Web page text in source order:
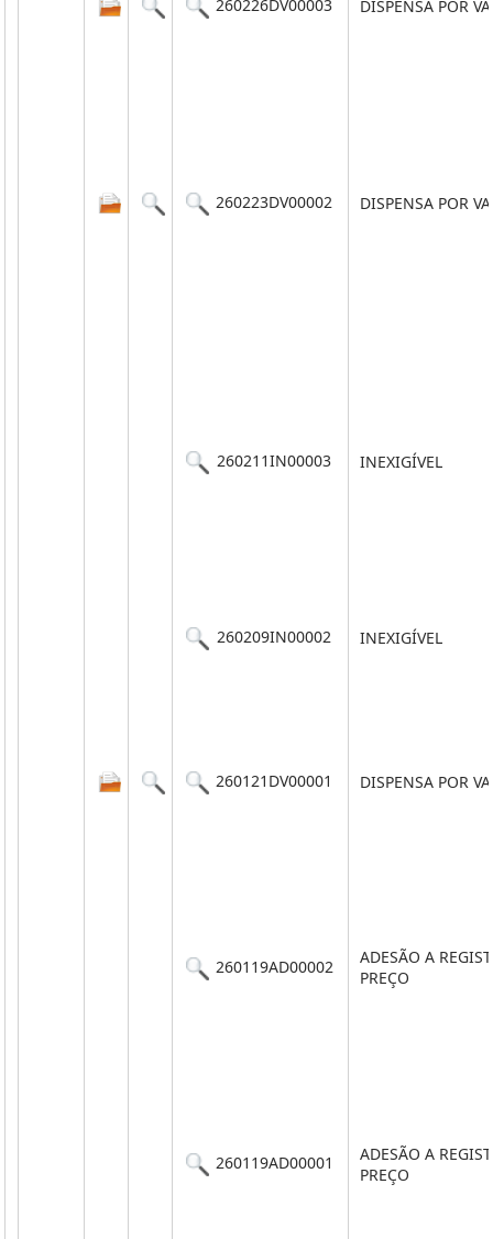
260226DV00003 DISPENSA POR
260223DV00002 DISPENSA POR
260211IN00003 INEXIGÍVEL
260209IN00002 INEXIGÍVEL
260121DV00001 DISPENSA POR
260119AD00002
ADESÃO A
PREÇO
260119AD00001
ADESÃO A
PREÇO